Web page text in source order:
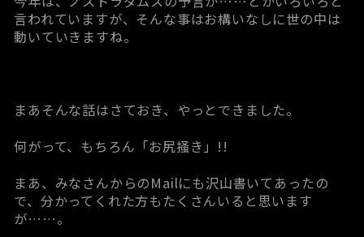
言われていますが、そんな事はお構いなしに世の中は
動いていきますね。
まあそんな話はさておき、やっとできました。
何がって、もちろん「お尻掻き」!!
まあ、みなさんからのMailにも沢山書いてあったの
で、分かってくれた方もたくさんいると思います
が……。